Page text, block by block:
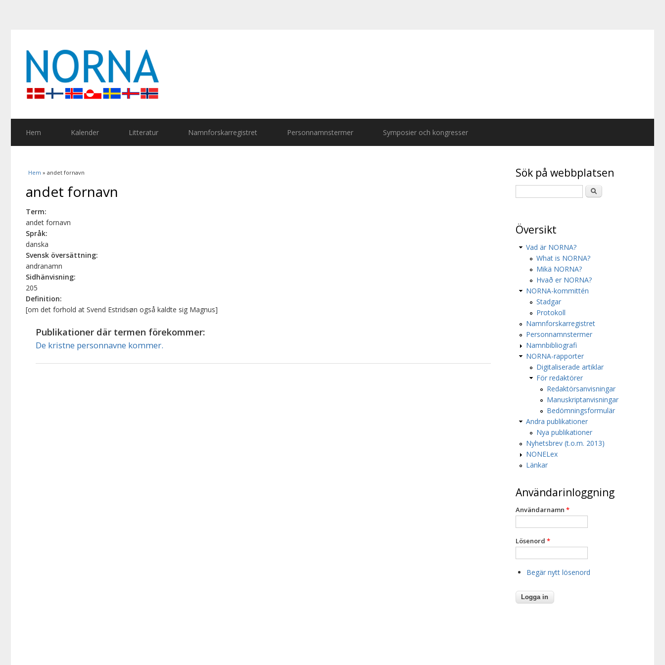
Hem Kalender Litteratur Namnforskarregistret Personnamnstermer Symposier och kongresser
Du är här
Hem » andet fornavn
andet fornavn
Term:
andet fornavn
Språk:
danska
Svensk översättning:
andranamn
Sidhänvisning:
205
Definition:
[om det forhold at Svend Estridsøn også kaldte sig Magnus]
Publikationer där termen förekommer:
De kristne personnavne kommer.
Sök på webbplatsen
Översikt
Vad är NORNA?
What is NORNA?
Mikä NORNA?
Hvað er NORNA?
NORNA-kommittén
Stadgar
Protokoll
Namnforskarregistret
Personnamnstermer
Namnbibliografi
NORNA-rapporter
Digitaliserade artiklar
För redaktörer
Redaktörsanvisningar
Manuskriptanvisningar
Bedömningsformulär
Andra publikationer
Nya publikationer
Nyhetsbrev (t.o.m. 2013)
NONELex
Länkar
Användarinloggning
Användarnamn *
Lösenord *
Begär nytt lösenord